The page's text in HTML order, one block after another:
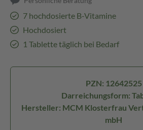
7 hochdosierte B-Vitamine
Hochdosiert
1 Tablette täglich bei Bedarf
PZN: 12642525
Darreichungsform:
Hersteller: MCM Klosterfrau
mbH